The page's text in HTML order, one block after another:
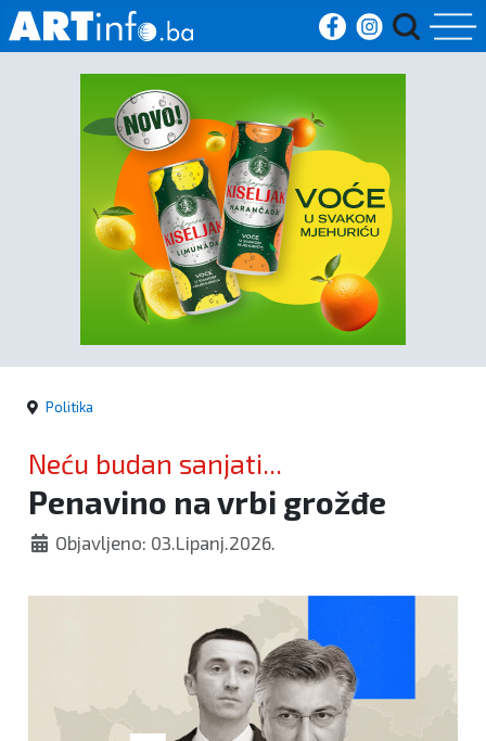
Početna
Sport
kronika
Politika
Zanimljivosti
Politika
Neću budan sanjati...
Penavino na vrbi grožđe
Objavljeno: 03.Lipanj.2026.